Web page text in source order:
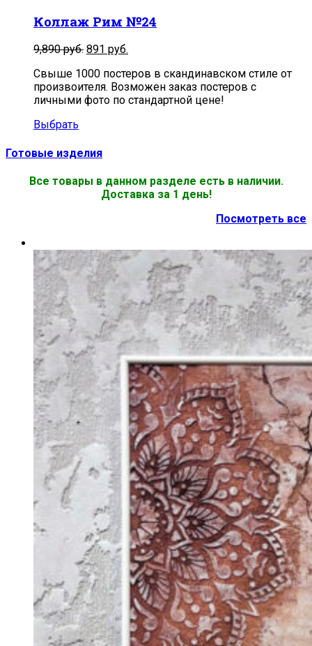
Коллаж Рим №24
9,890руб. 891 руб.
Свыше 1000 постеров в скандинавском стиле от
произвоителя. Возможен заказ постеров с
личными фото по стандартной цене!
Выбрать
Готовые изделия
Все товары в данном разделе есть в наличии.
Доставка за 1 день!
Посмотреть все